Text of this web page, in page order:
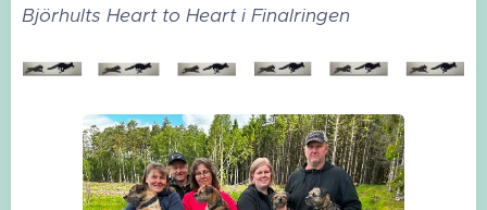
Björhults Heart to Heart i Finalringen